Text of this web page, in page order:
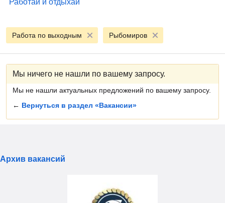
Работай и отдыхай
Работа по выходным Рыбомиров
Мы ничего не нашли по вашему запросу.
Мы не нашли актуальных предложений по вашему запросу.
← Вернуться в раздел «Вакансии»
Архив вакансий